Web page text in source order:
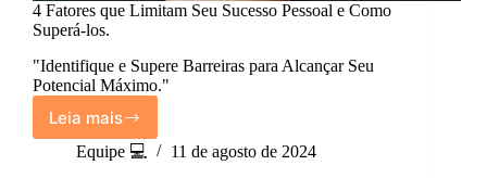
4 Fatores que Limitam Seu Sucesso Pessoal e Como
Superá-los.
"Identifique e Supere Barreiras para Alcançar Seu
Potencial Máximo."
Leia mais
4
Fatores
que
Equipe 💻 11 de agosto de 2024